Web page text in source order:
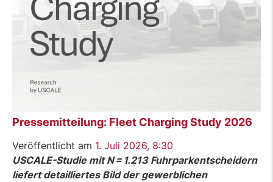
Pressemitteilung: Fleet Charging Study 2026
Veröffentlicht am 1. Juli 2026, 8:30
USCALE-Studie mit N = 1.213 Fuhrparkentscheidern
liefert detailliertes Bild der gewerblichen